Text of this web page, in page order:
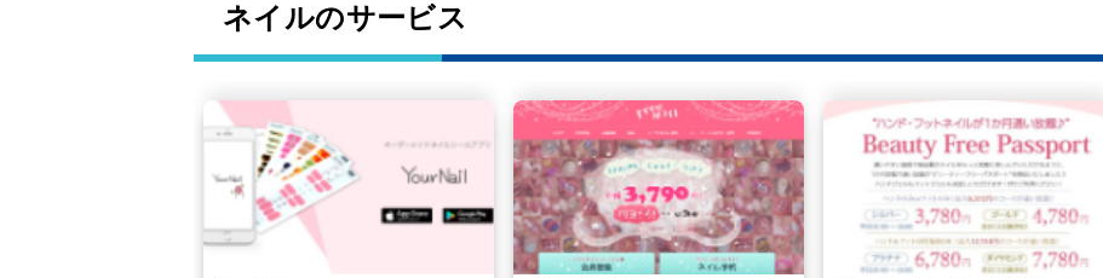
ネイルのサービス